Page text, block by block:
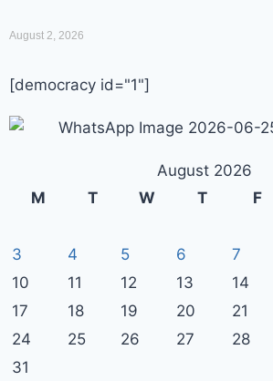
August 2, 2026
[democracy id="1"]
August 2026
M
T W T F
3
4 5 6 7
10
11 12 13 14
17
18 19 20 21
24
25 26 27 28
31